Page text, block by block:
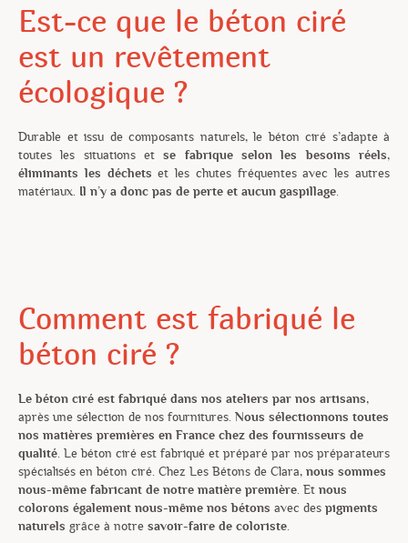
Est-ce que le béton ciré
est un revêtement
écologique ?
Durable et issu de composants naturels, le béton ciré s’adapte à
toutes les situations etse fabrique selon les besoins réels,
éliminants les déchets et les chutes fréquentes avec les autres
matériaux. Il n’y a donc pas de perte et aucun gaspillage.
Comment est fabriqué le
béton ciré ?
Le béton ciré est fabriqué dans nos ateliers par nos artisans,
après une sélection de nos fournitures. Nous sélectionnons toutes
nos matières premières en France chez des fournisseurs de
qualité. Le béton ciré est fabriqué et préparé par nos préparateurs
spécialisés en béton ciré. Chez Les Bétons de Clara, nous sommes
nous-même fabricant de notre matière première. Et nous
colorons également nous-même nos bétons avec des pigments
naturels grâce à notre savoir-faire de coloriste.